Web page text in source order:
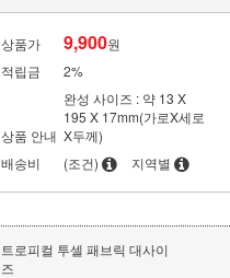
상품가 9,900원
적립금
2%
상품 안내
완성 사이즈 : 약 13 X
195 X 17mm(가로X세로
X두께)
배송비
(조건) 지역별
트로피컬 투셀 패브릭 대사이
즈